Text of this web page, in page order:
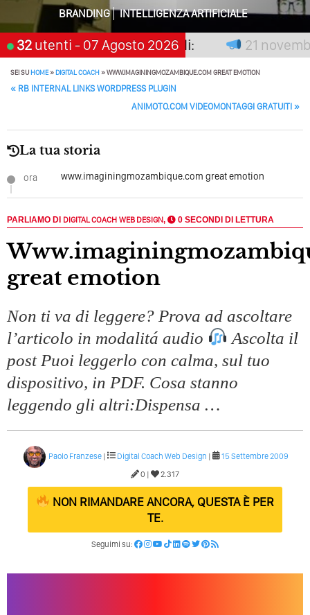
Perché Pubblicare Non Basta Più? Contenuti Di Valore O
Perché Non Guadagni Sui Social Media? Probabilmente
Tutto Peggiorerà
Caso Delle Braccia Incrociate
L’Accademia Del Wedding
BRANDING
INTELLIGENZA ARTIFICIALE
32 utenti - 07 Agosto 2026
premia chi aspetta, scegli: 21 novembre
SEI SUHOME»DIGITAL COACH»WWW.IMAGININGMOZAMBIQUE.COM GREAT EMOTION
POST NAVIGATION
« RB INTERNAL LINKS WORDPRESS PLUGIN
ANIMOTO.COM VIDEOMONTAGGI GRATUITI »
La tua storia
ora www.imaginingmozambique.com great emotion
PARLIAMO DI DIGITAL COACH WEB DESIGN, 0 SECONDI DI LETTURA
www.imaginingmozambique.com
great emotion
Non ti va di leggere? Prova ad ascoltare
l’articolo in modalitá audio
Ascolta il
post Puoi leggerlo con calma, sul tuo
dispositivo, in PDF. Cosa stanno
leggendo gli altri:Dispensa …
Paolo Franzese| Digital Coach Web Design |
15 Settembre 2009
0 |
2.317
NON RIMANDARE ANCORA, QUESTA È PER
TE.
Seguimi su: